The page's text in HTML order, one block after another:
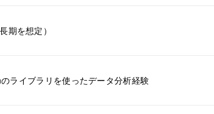
期を想定）
のライブラリを使ったデータ分析経験